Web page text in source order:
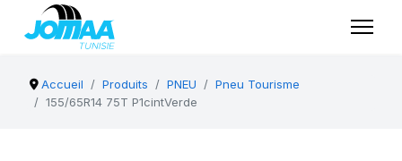
Accueil Produits PNEU
Pneu Tourisme
155/65R14 75T P1cintVerde